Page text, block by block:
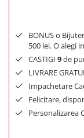
BONUS o
500 lei. O alegi
CASTIGI 9de
LIVRARE
Impachetare
Felicitare,
Personalizarea